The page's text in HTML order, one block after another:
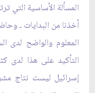
المسألة الأساسية التي
أخذنا من البدايات ـ
المعلوم والواضح لدى
التأكيد على هذا لدى
إسرائيل ليست نتاج